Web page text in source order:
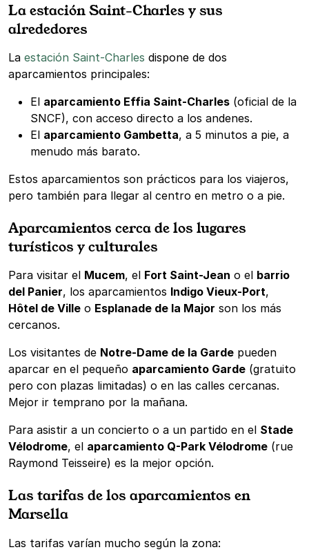
La estación Saint-Charles y sus
alrededores
La estación Saint-Charles dispone de dos
aparcamientos principales:
El aparcamiento Effia Saint-Charles (oficial de la
SNCF), con acceso directo a los andenes.
El aparcamiento Gambetta, a 5 minutos a pie, a
menudo más barato.
Estos aparcamientos son prácticos para los viajeros,
pero también para llegar al centro en metro o a pie.
Aparcamientos cerca de los lugares
turísticos y culturales
Para visitar el Mucem, el Fort Saint-Jean o el barrio
del Panier, los aparcamientos Indigo Vieux-Port,
Hôtel de Ville o Esplanade de la Major son los más
cercanos.
Los visitantes de Notre-Dame de la Garde pueden
aparcar en el pequeño aparcamiento Garde (gratuito
pero con plazas limitadas) o en las calles cercanas.
Mejor ir temprano por la mañana.
Para asistir a un concierto o a un partido en el Stade
Vélodrome, el aparcamiento Q-Park Vélodrome (rue
Raymond Teisseire) es la mejor opción.
Las tarifas de los aparcamientos en
Marsella
Las tarifas varían mucho según la zona: